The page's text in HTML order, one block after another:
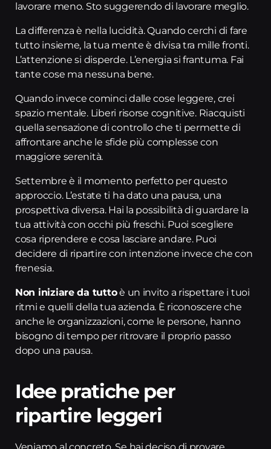
lavorare meno. Sto suggerendo di lavorare meglio.
La differenza è nella lucidità. Quando cerchi di fare
tutto insieme, la tua mente è divisa tra mille fronti.
L’attenzione si disperde. L’energia si frantuma. Fai
tante cose ma nessuna bene.
Quando invece cominci dalle cose leggere, crei
spazio mentale. Liberi risorse cognitive. Riacquisti
quella sensazione di controllo che ti permette di
affrontare anche le sfide più complesse con
maggiore serenità.
Settembre è il momento perfetto per questo
approccio. L’estate ti ha dato una pausa, una
prospettiva diversa. Hai la possibilità di guardare la
tua attività con occhi più freschi. Puoi scegliere
cosa riprendere e cosa lasciare andare. Puoi
decidere di ripartire con intenzione invece che con
frenesia.
Non iniziare da tuttoè un invito a rispettare i tuoi
ritmi e quelli della tua azienda. È riconoscere che
anche le organizzazioni, come le persone, hanno
bisogno di tempo per ritrovare il proprio passo
dopo una pausa.
Idee pratiche per
ripartire leggeri